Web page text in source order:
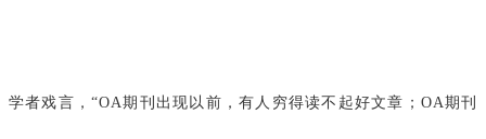
学者戏言，“OA期刊出现以前，有人穷得读不起好文章；OA期刊